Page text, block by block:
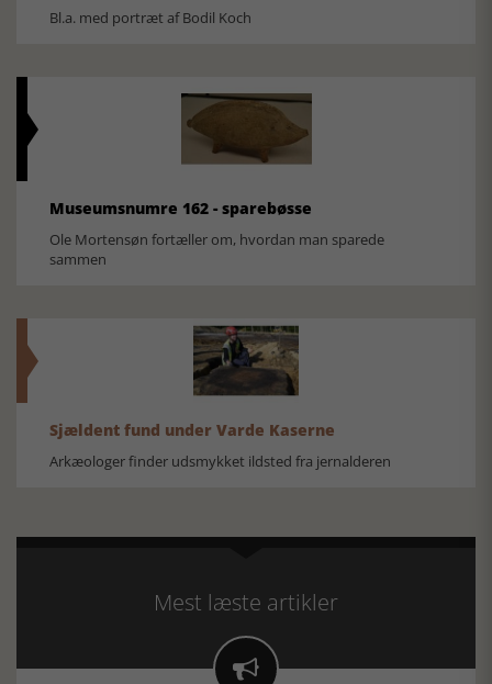
Bl.a. med portræt af Bodil Koch
Museumsnumre 162 - sparebøsse
Ole Mortensøn fortæller om, hvordan man sparede
sammen
Sjældent fund under Varde Kaserne
Arkæologer finder udsmykket ildsted fra jernalderen
Mest læste artikler
